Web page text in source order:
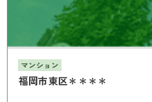
マンション
福岡市東区＊＊＊＊